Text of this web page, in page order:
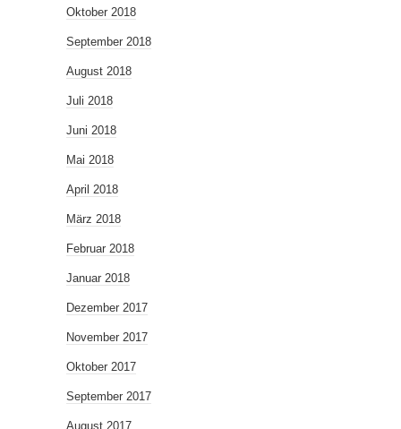
Oktober 2018
September 2018
August 2018
Juli 2018
Juni 2018
Mai 2018
April 2018
März 2018
Februar 2018
Januar 2018
Dezember 2017
November 2017
Oktober 2017
September 2017
August 2017